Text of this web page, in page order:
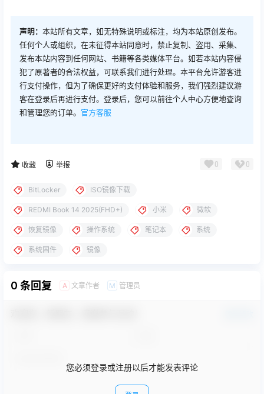
声明： 本站所有文章，如无特殊说明或标注，均为本站原创发布。
任何个人或组织，在未征得本站同意时，禁止复制、盗用、采集、
发布本站内容到任何网站、书籍等各类媒体平台。如若本站内容侵
犯了原著者的合法权益，可联系我们进行处理。本平台允许游客进
行支付操作，但为了确保更好的支付体验和服务，我们强烈建议游
客在登录后再进行支付。登录后，您可以前往个人中心方便地查询
和管理您的订单。 官方客服
收藏 举报 0 0
BitLocker ISO镜像下载
REDMI Book 14 2025(FHD+) 小米 微软
恢复镜像 操作系统 笔记本 系统
系统固件 镜像
0 条回复 A 文章作者 M 管理员
您必须登录或注册以后才能发表评论